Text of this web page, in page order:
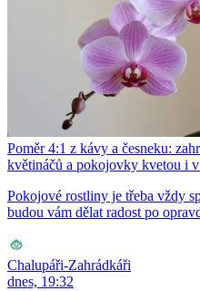
Poměr 4:1 z kávy a česneku:
květináčů a pokojovky kvetou i
Pokojové rostliny je třeba vždy
budou vám dělat radost po
Chalupáři-Zahrádkáři
dnes, 19:32